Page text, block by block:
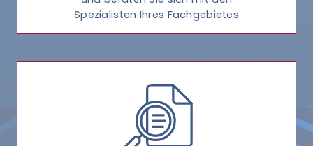
Spezialisten Ihres Fachgebietes